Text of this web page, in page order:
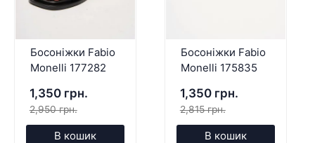
Босоніжки Fabio
Monelli 177282
1,350 грн.
2,950 грн.
В кошик
Босоніжки Fabio
Monelli 175835
1,350 грн.
2,815 грн.
В кошик